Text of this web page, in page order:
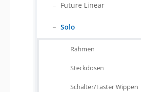
Future Linear
Solo
Rahmen
Steckdosen
Schalter/Taster Wippen